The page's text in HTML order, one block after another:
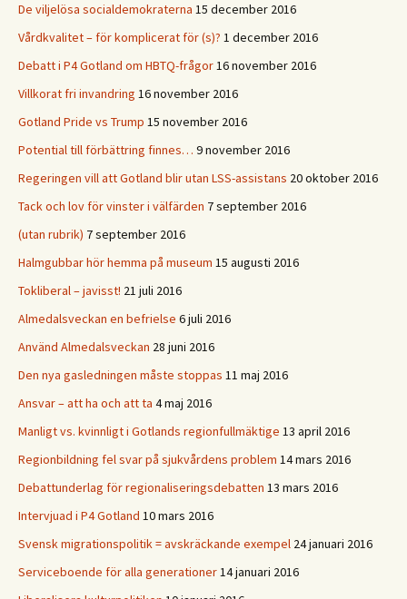
De viljelösa socialdemokraterna 15 december 2016
Vårdkvalitet – för komplicerat för (s)? 1 december 2016
Debatt i P4 Gotland om HBTQ-frågor16 november 2016
Villkorat fri invandring 16 november 2016
Gotland Pride vs Trump 15 november 2016
Potential till förbättring finnes… 9 november 2016
Regeringen vill att Gotland blir utan LSS-assistans 20 oktober 2016
Tack och lov för vinster i välfärden 7 september 2016
(utan rubrik) 7 september 2016
Halmgubbar hör hemma på museum 15 augusti 2016
Tokliberal – javisst! 21 juli 2016
Almedalsveckan en befrielse 6 juli 2016
Använd Almedalsveckan 28 juni 2016
Den nya gasledningen måste stoppas 11 maj 2016
Ansvar – att ha och att ta 4 maj 2016
Manligt vs. kvinnligt i Gotlands regionfullmäktige 13 april 2016
Regionbildning fel svar på sjukvårdens problem 14 mars 2016
Debattunderlag för regionaliseringsdebatten 13 mars 2016
Intervjuad i P4 Gotland 10 mars 2016
Svensk migrationspolitik = avskräckande exempel 24 januari 2016
Serviceboende för alla generationer14 januari 2016